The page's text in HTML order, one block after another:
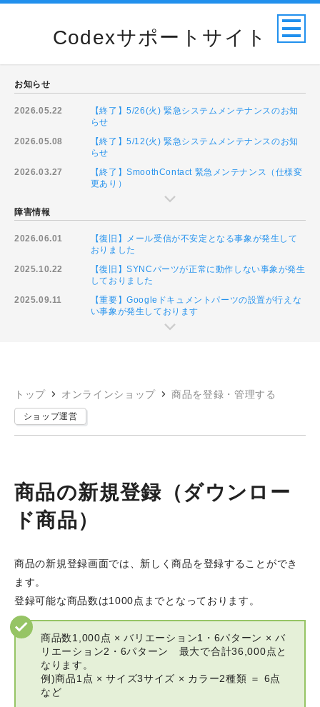
Codexサポートサイト
お知らせ
2026.05.22
【終了】5/26(火) 緊急システムメンテナンスのお知
らせ
2026.05.08
【終了】5/12(火) 緊急システムメンテナンスのお知
らせ
2026.03.27
【終了】SmoothContact 緊急メンテナンス（仕様変
更あり）
障害情報
2026.06.01
【復旧】メール受信が不安定となる事象が発生して
おりました
2025.10.22
【復旧】SYNCパーツが正常に動作しない事象が発生
しておりました
2025.09.11
【重要】Googleドキュメントパーツの設置が行えな
い事象が発生しております
トップ オンラインショップ 商品を登録・管理する
ショップ運営
商品の新規登録（ダウンロー
ド商品）
商品の新規登録画面では、新しく商品を登録することができ
ます。
登録可能な商品数は1000点までとなっております。
商品数1,000点 × バリエーション1・6パターン × バ
リエーション2・6パターン 最大で合計36,000点と
なります。
例)商品1点 × サイズ3サイズ × カラー2種類 ＝ 6点
など